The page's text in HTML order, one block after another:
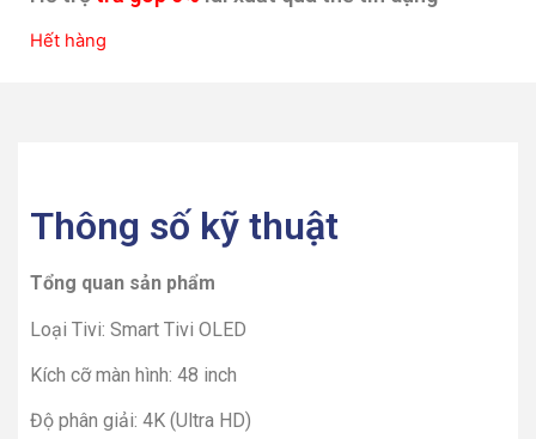
Hết hàng
Thông số kỹ thuật
Tổng quan sản phẩm
Loại Tivi: Smart Tivi OLED
Kích cỡ màn hình: 48 inch
Độ phân giải: 4K (Ultra HD)